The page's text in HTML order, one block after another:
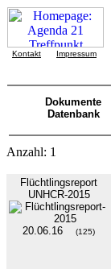
Kontakt Impressum
Dokumente
Datenbank
Anzahl: 1
Flüchtlingsreport
UNHCR-2015
20.06.16 (125)